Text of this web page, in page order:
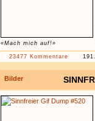
«Mach mich auf!»
23477 Kommentare
Bilder